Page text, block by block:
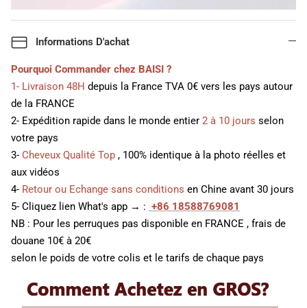
Informations D'achat
Pourquoi Commander chez BAISI ?
1- Livraison 48H depuis la France TVA 0€ vers les pays autour
de la FRANCE
2- Expédition rapide dans le monde entier 2 à 10 jours selon
votre pays
3- Cheveux Qualité Top , 100% identique à la photo réelles et
aux vidéos
4- Retour ou Echange sans conditions en Chine avant 30 jours
5- Cliquez lien What's app → : +86 18588769081
NB : Pour les perruques pas disponible en FRANCE , frais de
douane 10€ à 20€
selon le poids de votre colis et le tarifs de chaque pays